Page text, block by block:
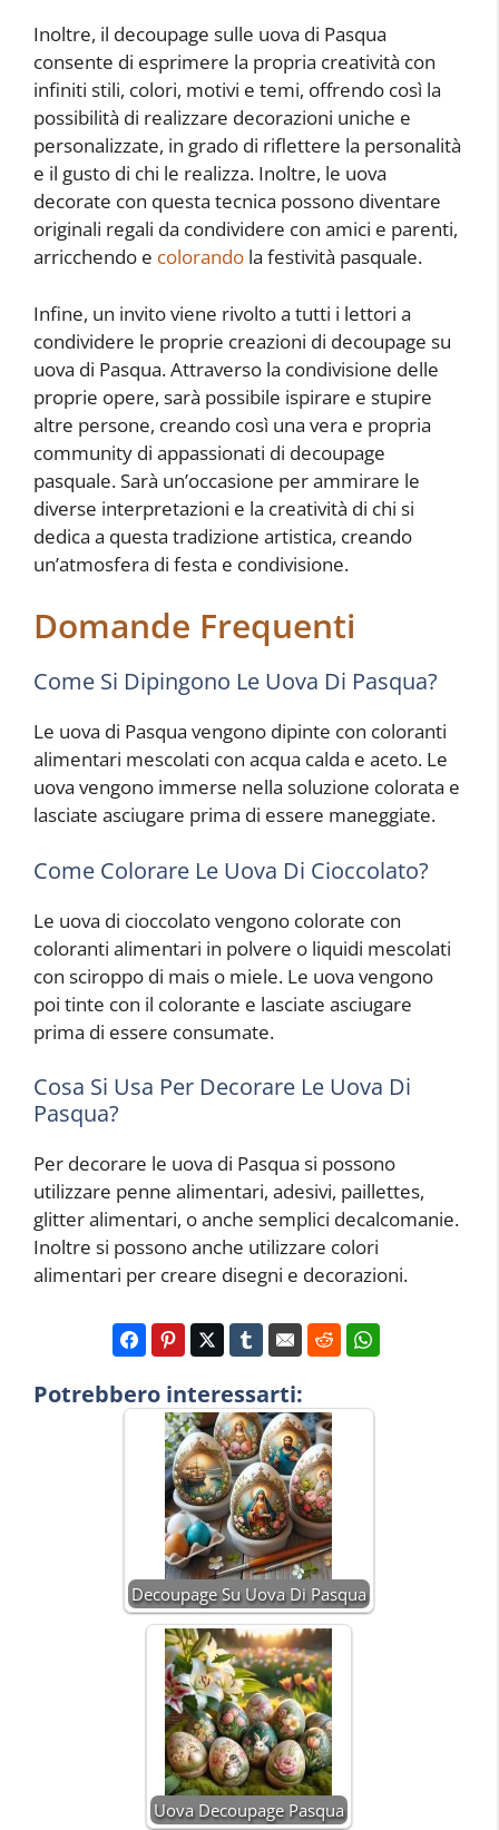
Inoltre, il decoupage sulle uova di Pasqua
consente di esprimere la propria creatività con
infiniti stili, colori, motivi e temi, offrendo così la
possibilità di realizzare decorazioni uniche e
personalizzate, in grado di riflettere la personalità
e il gusto di chi le realizza. Inoltre, le uova
decorate con questa tecnica possono diventare
originali regali da condividere con amici e parenti,
arricchendo e colorando la festività pasquale.
Infine, un invito viene rivolto a tutti i lettori a
condividere le proprie creazioni di decoupage su
uova di Pasqua. Attraverso la condivisione delle
proprie opere, sarà possibile ispirare e stupire
altre persone, creando così una vera e propria
community di appassionati di decoupage
pasquale. Sarà un’occasione per ammirare le
diverse interpretazioni e la creatività di chi si
dedica a questa tradizione artistica, creando
un’atmosfera di festa e condivisione.
Domande Frequenti
Come Si Dipingono Le Uova Di Pasqua?
Le uova di Pasqua vengono dipinte con coloranti
alimentari mescolati con acqua calda e aceto. Le
uova vengono immerse nella soluzione colorata e
lasciate asciugare prima di essere maneggiate.
Come Colorare Le Uova Di Cioccolato?
Le uova di cioccolato vengono colorate con
coloranti alimentari in polvere o liquidi mescolati
con sciroppo di mais o miele. Le uova vengono
poi tinte con il colorante e lasciate asciugare
prima di essere consumate.
Cosa Si Usa Per Decorare Le Uova Di
Pasqua?
Per decorare le uova di Pasqua si possono
utilizzare penne alimentari, adesivi, paillettes,
glitter alimentari, o anche semplici decalcomanie.
Inoltre si possono anche utilizzare colori
alimentari per creare disegni e decorazioni.
Potrebbero interessarti:
Decoupage Su Uova Di Pasqua
Uova Decoupage Pasqua